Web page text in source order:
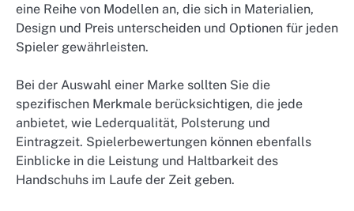
eine Reihe von Modellen an, die sich in Materialien,
Design und Preis unterscheiden und Optionen für jeden
Spieler gewährleisten.
Bei der Auswahl einer Marke sollten Sie die
spezifischen Merkmale berücksichtigen, die jede
anbietet, wie Lederqualität, Polsterung und
Eintragzeit. Spielerbewertungen können ebenfalls
Einblicke in die Leistung und Haltbarkeit des
Handschuhs im Laufe der Zeit geben.